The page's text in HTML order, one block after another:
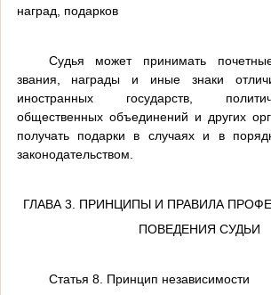
наград, подарков
Судья может принимать
звания, награды и иные знаки
иностранных государств,
общественных объединений и других
получать подарки в случаях и в
законодательством.
ГЛАВА 3. ПРИНЦИПЫ И ПРАВИЛА
ПОВЕДЕНИЯ СУДЬИ
Статья 8. Принцип независимости